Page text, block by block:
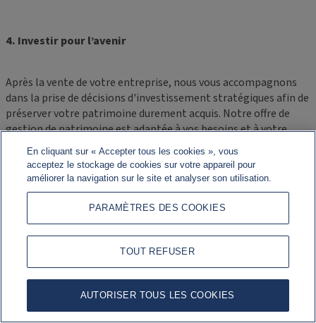
4. Investir pour l’avenir
Après la vente de votre entreprise, nous vous accompagnons
dans la prise de décisions d'investissement stratégiques afin de
préserver votre patrimoine durement acquis. Notre offre de
gestion de patrimoine est adaptée à vos besoins et à votre
esprit entrepreneurial.
En cliquant sur « Accepter tous les cookies », vous
acceptez le stockage de cookies sur votre appareil pour
améliorer la navigation sur le site et analyser son utilisation.
PARAMÈTRES DES COOKIES
TOUT REFUSER
AUTORISER TOUS LES COOKIES